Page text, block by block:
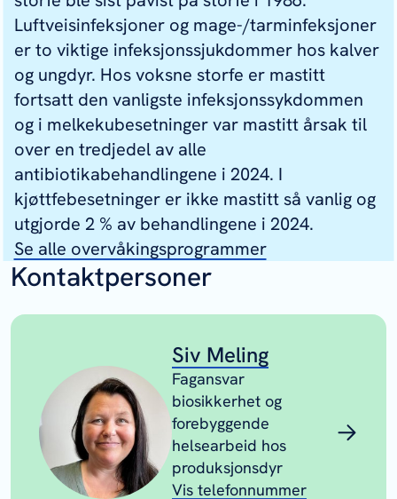
Luftveisinfeksjoner og mage-/tarminfeksjoner
er to viktige infeksjonssjukdommer hos kalver
og ungdyr. Hos voksne storfe er mastitt
fortsatt den vanligste infeksjonssykdommen
og i melkekubesetninger var mastitt årsak til
over en tredjedel av alle
antibiotikabehandlingene i 2024. I
kjøttfebesetninger er ikke mastitt så vanlig og
utgjorde 2 % av behandlingene i 2024.
Se alle overvåkingsprogrammer
Kontaktpersoner
Siv Meling
Fagansvar
biosikkerhet og
forebyggende
helsearbeid hos
produksjonsdyr
Vis telefonnummer